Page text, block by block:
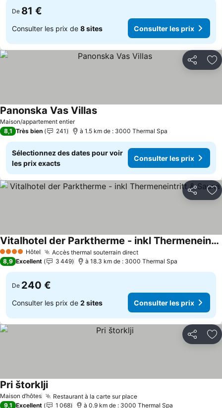
De 81 €
Consulter les prix de 8 sites Consulter les prix
Partager
Maison/appartement entier
Panonska Vas VillasConsulter les prix
8,1 Très bien 241 à 1.5 km de : 3000 Thermal Spa
Sélectionnez des dates pour voir
les prix exacts
Consulter les prix
Partager
4 Étoiles Hôtel Accès thermal souterrain directConsulter les prix
Vitalhotel der Parktherme - inkl Thermeneintritt & Sauna
Consulter les prix
8,9 Excellent 3 449 à 18.3 km de : 3000 Thermal Spa
De 240 €
Consulter les prix de 2 sites Consulter les prix
Partager
Maison d’hôtes Restaurant à la carte sur placeConsulter les prix
Pri štorkljiConsulter les prix
9,1 Excellent 1 068 à 0.9 km de : 3000 Thermal Spa